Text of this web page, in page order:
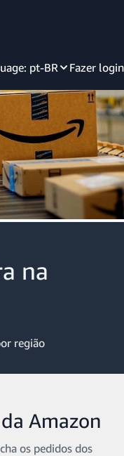
pt-BR Fazer login
na
região
Amazon
os pedidos dos